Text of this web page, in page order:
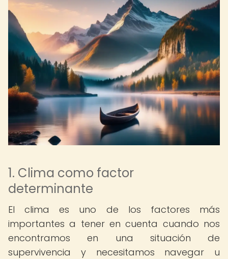
1. Clima como factor
determinante
El clima es uno de los factores más
importantes a tener en cuenta cuando nos
encontramos en una situación de
supervivencia y necesitamos navegar u